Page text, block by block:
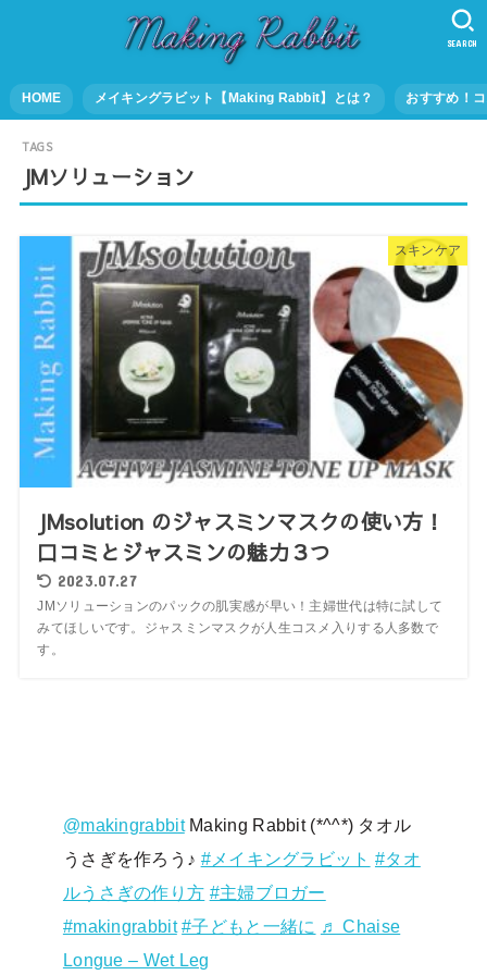
HOME メイキングラビット【Making Rabbit】とは？ おすすめ！
SEARCH
JMソリューション
スキンケア
JMsolution のジャスミンマスクの使い方！
口コミとジャスミンの魅力３つ
2023.07.27
JMソリューションのパックの肌実感が早い！主婦世代は特に試して
みてほしいです。ジャスミンマスクが人生コスメ入りする人多数で
す。
@makingrabbitMaking Rabbit (*^^*) タオル
うさぎを作ろう♪ #メイキングラビット #タオ
ルうさぎの作り方 #主婦ブロガー
#makingrabbit #子どもと一緒に
♬ Chaise
Longue – Wet Leg